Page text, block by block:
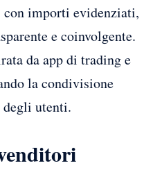
importi evidenziati,
e coinvolgente.
da app di trading e
la condivisione
degli utenti.